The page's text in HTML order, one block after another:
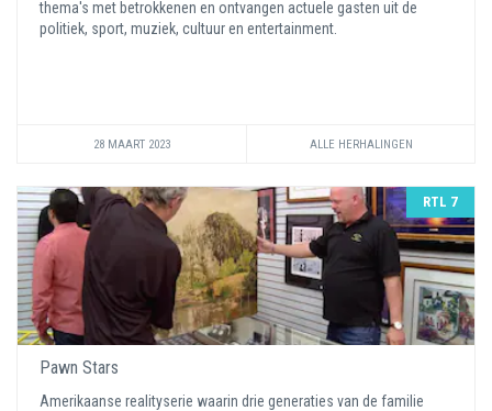
thema's met betrokkenen en ontvangen actuele gasten uit de
politiek, sport, muziek, cultuur en entertainment.
28 MAART 2023 ALLE HERHALINGEN
RTL 7
Pawn Stars
Amerikaanse realityserie waarin drie generaties van de familie